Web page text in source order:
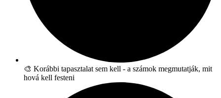
🎨 Korábbi tapasztalat sem kell - a számok megmutatják, mit
hová kell festeni